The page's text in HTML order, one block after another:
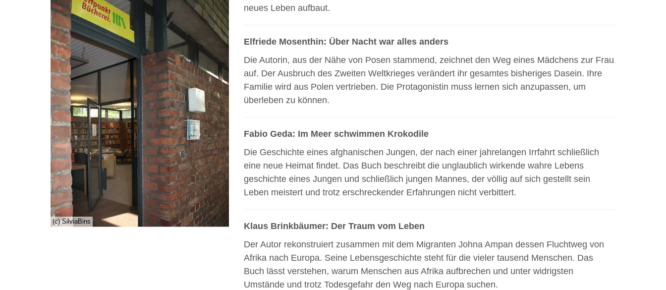
(c) SilviaBins
neues Leben aufbaut.
Elfriede Mosenthin: Über Nacht war alles anders
Die Autorin, aus der Nähe von Posen stammend, zeichnet den Weg eines Mädchens zur Frau
auf. Der Ausbruch des Zweiten Weltkrieges verändert ihr gesamtes bisheriges Dasein. Ihre
Familie wird aus Polen vertrieben. Die Protagonistin muss lernen sich anzupassen, um
überleben zu können.
Fabio Geda: Im Meer schwimmen Krokodile
Die Geschichte eines afghanischen Jungen, der nach einer jahrelangen Irrfahrt schließlich
eine neue Heimat findet. Das Buch beschreibt die unglaublich wirkende wahre Lebens
geschichte eines Jungen und schließlich jungen Mannes, der völlig auf sich gestellt sein
Leben meistert und trotz erschreckender Erfahrungen nicht verbittert.
Klaus Brinkbäumer: Der Traum vom Leben
Der Autor rekonstruiert zusammen mit dem Migranten Johna Ampan dessen Fluchtweg von
Afrika nach Europa. Seine Lebensgeschichte steht für die vieler tausend Menschen. Das
Buch lässt verstehen, warum Menschen aus Afrika aufbrechen und unter widrigsten
Umstände und trotz Todesgefahr den Weg nach Europa suchen.